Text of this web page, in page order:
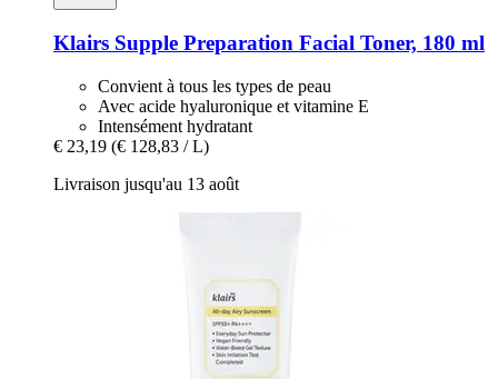
Klairs Supple Preparation Facial Toner, 180 ml
Convient à tous les types de peau
Avec acide hyaluronique et vitamine E
Intensément hydratant
€ 23,19 (€ 128,83 / L)
Livraison jusqu'au 13 août